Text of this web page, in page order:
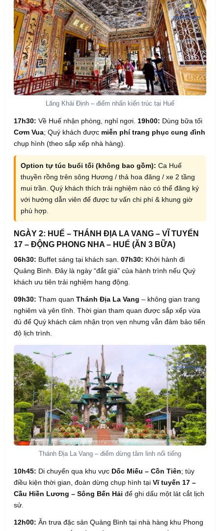
Lăng Khải Định – điểm nhấn kiến trúc tại Huế
17h30: Về Huế nhận phòng, nghỉ ngơi. 19h00: Dùng bữa tối
Cơm Vua; Quý khách được miễn phí trang phục cung đình
chụp hình (theo sắp xếp nhà hàng).
Option tự túc buổi tối (không bao gồm): Ca Huế
thuyền rồng trên sông Hương / thả hoa đăng / xe 2 tầng
mui trần. Quý khách thích trải nghiệm nào có thể đăng ký
với hướng dẫn viên để được tư vấn chi phí & khung giờ
phù hợp.
NGÀY 2: HUẾ – THÁNH ĐỊA LA VANG – VĨ TUYẾN
17 – ĐỘNG PHONG NHA – HUẾ (ĂN 3 BỮA)
06h30: Buffet sáng tại khách sạn. 07h30: Khởi hành đi
Quảng Bình. Đây là ngày “đắt giá” của hành trình nếu Quý
khách ưu tiên trải nghiệm hang động.
09h30: Tham quan Thánh Địa La Vang – không gian trang
nghiêm và yên tĩnh. Thời gian tham quan được sắp xếp vừa
đủ để Quý khách cảm nhận trọn vẹn nhưng vẫn đảm bảo tiến
độ lịch trình.
Thánh Địa La Vang – điểm dừng tâm linh nổi tiếng
10h45: Di chuyển qua khu vực Dốc Miếu – Cồn Tiên; tùy
điều kiện thời gian, đoàn dừng chụp hình tại Vĩ tuyến 17 –
Cầu Hiền Lương – Sông Bến Hải để ghi dấu một lát cắt lịch
sử.
12h00: Ăn trưa đặc sản Quảng Bình tại nhà hàng khu Phong